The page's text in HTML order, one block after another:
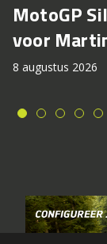
MotoGP
voor
8 augustus 2026